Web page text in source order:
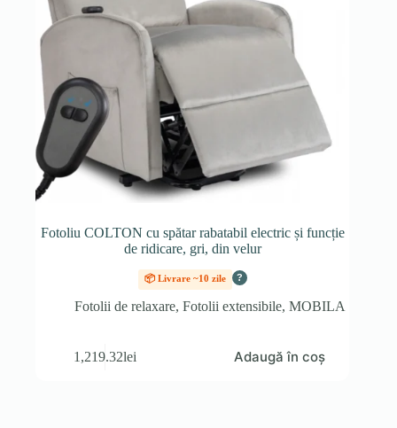
Fotoliu COLTON cu spătar rabatabil electric și funcție
de ridicare, gri, din velur
📦 Livrare ~10 zile ?
Fotolii de relaxare,Fotolii extensibile,MOBILA
1,219.32lei Adaugă în coș